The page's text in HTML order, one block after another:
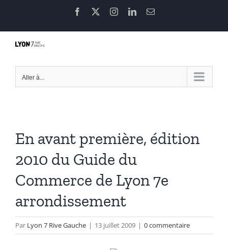
contenu
Facebook InstagramLinkedInEmail
Aller à...
En avant première, édition
2010 du Guide du
Commerce de Lyon 7e
arrondissement
Par Lyon 7 Rive Gauche | 13 juillet 2009 | 0 commentaire